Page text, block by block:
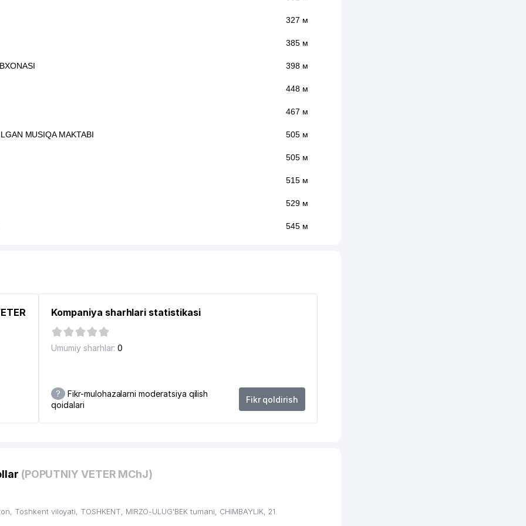
327 м
385 м
398 м
448 м
467 м
MUSIQA MAKTABI 505 м
505 м
515 м
529 м
545 м
TADBIRKOR 624 м
741 м
MUHOFAZA QILISH DAVLAT QO'MITASI 744 м
MILLIY MARKAZI FILIALI
Kompaniya sharhlari statistikasi
Umumiy sharhlar: 0
?
Fikr-mulohazalarni moderatsiya qilish
qoidalari
Fikr qoldirish
(POPUTNIY VETER MChJ)
Toshkent viloyati, TOSHKENT, MIRZO-ULUG'BEK tumani, CHIMBAYLIK, 21.